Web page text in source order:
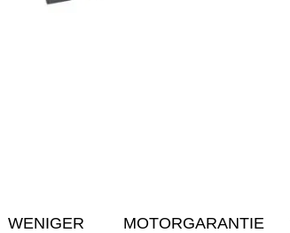
WENIGER
MOTORGARANTIE